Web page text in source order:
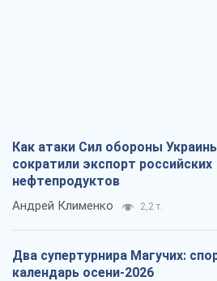
Как атаки Сил обороны
сократили экспорт российских
нефтепродуктов
Андрей Клименко 2,2 т.
Два супертурнира Магучих:
календарь осени-2026